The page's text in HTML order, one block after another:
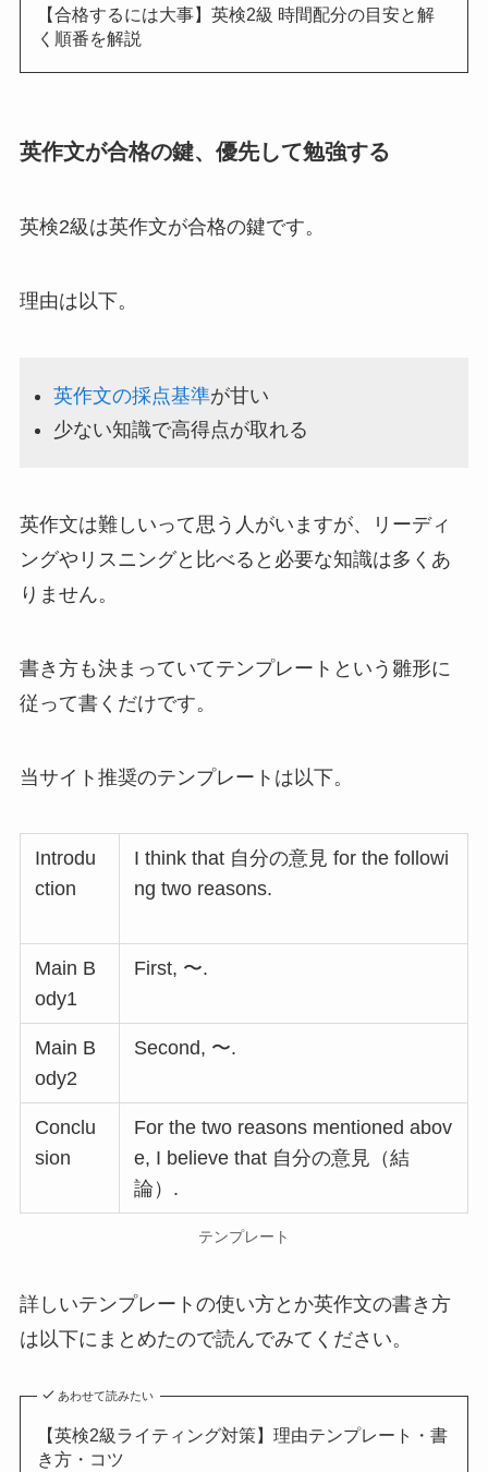
【合格するには大事】英検2級 時間配分の目安と解
く順番を解説
英作文が合格の鍵、優先して勉強する
英検2級は英作文が合格の鍵です。
理由は以下。
英作文の採点基準が甘い
少ない知識で高得点が取れる
英作文は難しいって思う人がいますが、リーディ
ングやリスニングと比べると必要な知識は多くあ
りません。
書き方も決まっていてテンプレートという雛形に
従って書くだけです。
当サイト推奨のテンプレートは以下。
Introdu
ction
I think that 自分の意見 for the followi
ng two reasons.
Main B
ody1
First, 〜.
Main B
ody2
Second, 〜.
Conclu
sion
For the two reasons mentioned abov
e, I believe that 自分の意見（結
論）.
テンプレート
詳しいテンプレートの使い方とか英作文の書き方
は以下にまとめたので読んでみてください。
あわせて読みたい
【英検2級ライティング対策】理由テンプレート・書
き方・コツ